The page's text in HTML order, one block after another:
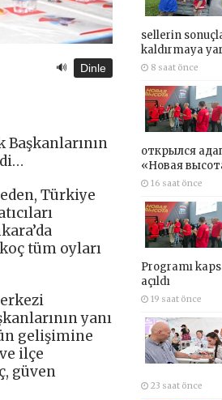
🔊 Dinle
Başkanlarının
Türkiye
tüm oyları
yanı
gelişimine
ilçe
güven
sellerin
kaldırmaya
8 saat önce
открылся
«Новая
16 saat önce
Programı
açıldı
19 saat önce
23 saat önce